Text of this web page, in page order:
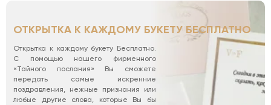
ОТКРЫТКА К КАЖДОМУ БУКЕТУ БЕСПЛАТНО
Открытка к каждому букету Бесплатно.
С помощью нашего фирменного
«Тайного послания» Вы сможете
передать самые искренние
поздравления, нежные признания или
любые другие слова, которые Вы бы